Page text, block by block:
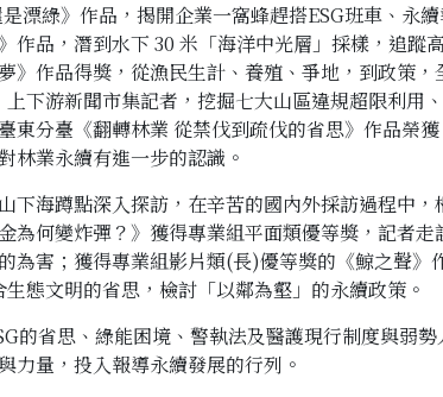
漂綠》作品，揭開企業一窩蜂趕搭ESG班車、永
品，潛到水下 30 米「海洋中光層」採樣，追蹤
作品得獎，從漁民生計、養殖、爭地，到政策
下游新聞市集記者，挖掘七大山區違規超限利用
分臺《翻轉林業 從禁伐到疏伐的省思》作品榮
林業永續有進一步的認識。
海蹲點深入探訪，在辛苦的國內外採訪過程中
何變炸彈？》獲得專業組平面類優等獎，記者走
害；獲得專業組影片類(長)優等獎的《鯨之聲》
態文明的省思，檢討「以鄰為壑」的永續政策。
的省思、綠能困境、警執法及醫護現行制度與弱
力量，投入報導永續發展的行列。